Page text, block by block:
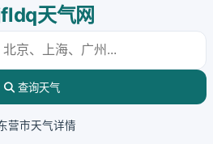
天气网
查询天气
营市天气详情